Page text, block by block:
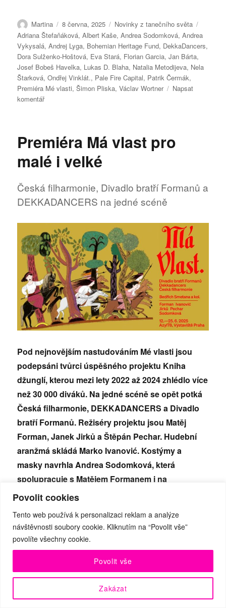
Povolit cookies
Tento web používá k personalizaci reklam a analýze
návštěvnosti soubory cookie. Kliknutím na “Povolit vše”
povolíte všechny cookie.
Zakázat
Povolit vše
Autor:
Martina Publikováno:
8 června, 2025 Rubriky:
Novinky z tanečního světa
Adriana Štefaňáková,Albert Kaše,Andrea Sodomková,Andrea
Vykysalá,Andrej Lyga, Bohemian Heritage Fund, DekkaDancers,
Dora Sulženko-Hoštová, Eva Stará, Florian Garcia,Jan Bárta,
Josef Bobeš Havelka, Lukas D. Blaha, Natalia Metodijeva, Nela
Štarková,Ondřej Vinklát., Pale Fire Capital, Patrik Čermák,
Premiéra Mé vlasti,Šimon Pliska,Václav Wortner
Napsat
komentářpro
Premiéra
Mé
vlasti
Premiéra Má vlast pro
malé i velké
Česká filharmonie, Divadlo bratří Formanů a
DEKKADANCERS na jedné scéně
Pod nejnovějším nastudováním Mé vlasti jsou
podepsáni tvůrci úspěšného projektu Kniha
džunglí, kterou mezi lety 2022 až 2024 zhlédlo více
než 30 000 diváků. Na jedné scéně se opět potká
Česká filharmonie, DEKKADANCERS a Divadlo
bratří Formanů. Režiséry projektu jsou Matěj
Forman, Janek Jirků a Štěpán Pechar. Hudební
aranžmá skládá Marko Ivanović. Kostýmy a
masky navrhla Andrea Sodomková, která
spolupracuje s Matějem Formanem i na
scénografii. Na multižánrovou scénickou
dostupných vstupenek. Premiéra se uskuteční 12.
června v Azylu78. Poté se projekt přesune na
festival Smetanova Litomyšl, kde byly jeho reprízy
vyprodány během dvou dní.
Má vlast se začala zkoušet na konci března 2025.